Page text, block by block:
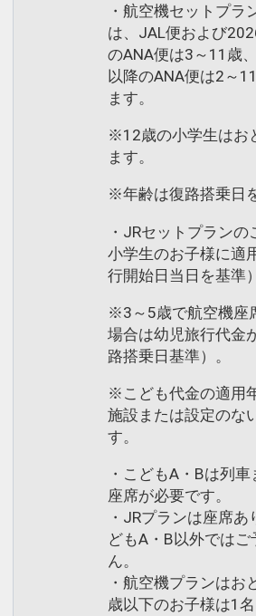
・航空機セットプラ
は、JAL便および
のANA便は3～11歳
以降のANA便は2～
ます。
※12歳の小学生はお
ます。
※年齢は復路搭乗日
・JRセットプランの
小学生のお子様に適
行開始日当日を基準
※3～5歳で航空機座
場合は幼児旅行代金
路搭乗日基準）。
※こども代金の適用
施設または設定のな
す。
・こどもA・Bは列
座席が必要です。
・JRプランは座席あ
どもA・B以外では
ん。
・航空機プランはお
歳以下のお子様は1